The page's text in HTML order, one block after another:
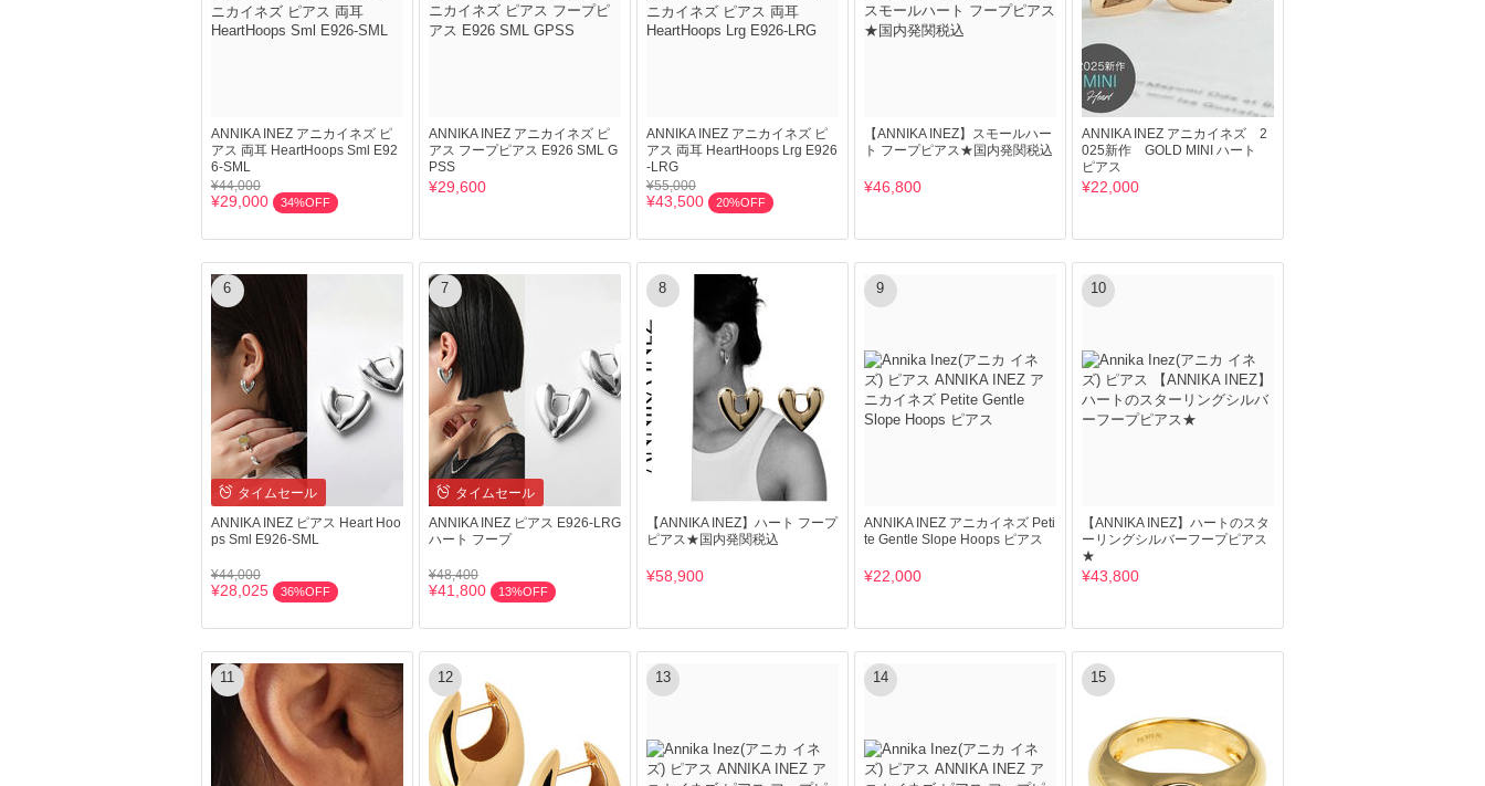
ANNIKA INEZ アニカイネズ ピ
アス 両耳 HeartHoops Sml E92
6-SML
¥44,000
¥29,000 34%OFF
ANNIKA INEZ アニカイネズ ピ
アス フープピアス E926 SML G
PSS
¥29,600
ANNIKA INEZ アニカイネズ ピ
アス 両耳 HeartHoops Lrg E926
-LRG
¥55,000
¥43,500 20%OFF
【ANNIKA INEZ】スモールハー
ト フープピアス★国内発関税込
¥46,800
ANNIKA INEZ アニカイネズ 2
025新作 GOLD MINI ハート
ピアス
¥22,000
6
タイムセール
ANNIKA INEZ ピアス Heart Hoo
ps Sml E926-SML
¥44,000
¥28,025 36%OFF
7
タイムセール
ANNIKA INEZ ピアス E926-LRG
ハート フープ
¥48,400
¥41,800 13%OFF
8
【ANNIKA INEZ】ハート フープ
ピアス★国内発関税込
¥58,900
9
ANNIKA INEZ アニカイネズ Peti
te Gentle Slope Hoops ピアス
¥22,000
10
【ANNIKA INEZ】ハートのスタ
ーリングシルバーフープピアス
★
¥43,800
11 12 13 14 15